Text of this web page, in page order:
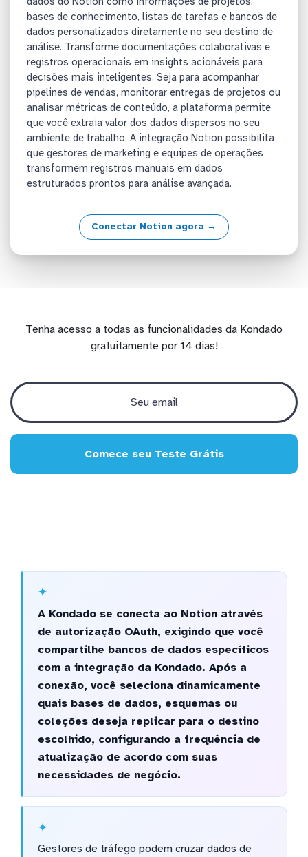
bases de conhecimento, listas de tarefas e bancos de
dados personalizados diretamente no seu destino de
análise. Transforme documentações colaborativas e
registros operacionais em insights acionáveis para
decisões mais inteligentes. Seja para acompanhar
pipelines de vendas, monitorar entregas de projetos ou
analisar métricas de conteúdo, a plataforma permite
que você extraia valor dos dados dispersos no seu
ambiente de trabalho. A integração Notion possibilita
que gestores de marketing e equipes de operações
transformem registros manuais em dados
estruturados prontos para análise avançada.
Conectar Notion agora →
Tenha acesso a todas as funcionalidades da Kondado
gratuitamente por 14 dias!
Comece seu Teste Grátis
A Kondado se conecta ao Notion através
de autorização OAuth, exigindo que você
compartilhe bancos de dados específicos
com a integração da Kondado. Após a
conexão, você seleciona dinamicamente
quais bases de dados, esquemas ou
coleções deseja replicar para o destino
escolhido, configurando a frequência de
atualização de acordo com suas
necessidades de negócio.
Gestores de tráfego podem cruzar dados de